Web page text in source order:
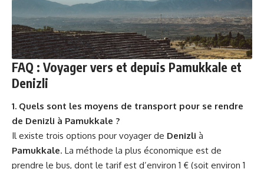
FAQ : Voyager vers et depuis Pamukkale et
Denizli
1. Quels sont les moyens de transport pour se rendre
de Denizli à Pamukkale ?
Il existe trois options pour voyager de Denizli à
Pamukkale. La méthode la plus économique est de
prendre le bus, dont le tarif est d’environ 1 € (soit environ 1